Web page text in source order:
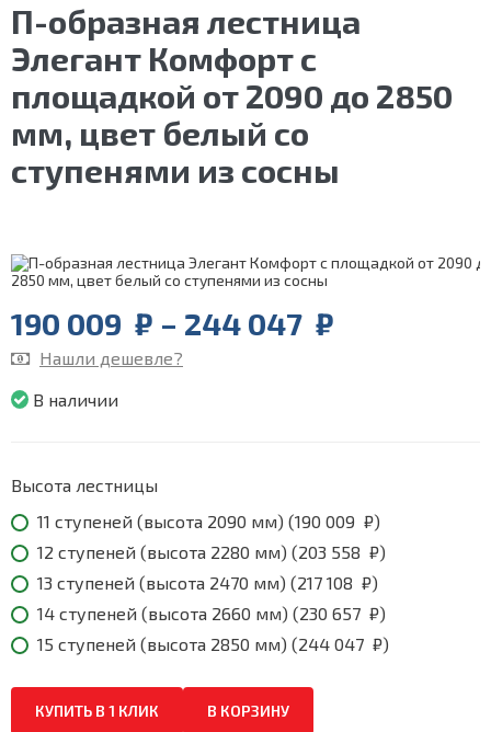
П-образная лестница
Элегант Комфорт с
площадкой от 2090 до 2850
мм, цвет белый со
ступенями из сосны
190 009 ₽ – 244 047 ₽
₽
Нашли дешевле?
В наличии
Высота лестницы
11 ступеней (высота 2090 мм) (190 009 ₽)
12 ступеней (высота 2280 мм) (203 558 ₽)
13 ступеней (высота 2470 мм) (217 108 ₽)
14 ступеней (высота 2660 мм) (230 657 ₽)
15 ступеней (высота 2850 мм) (244 047 ₽)
КУПИТЬ В 1 КЛИК В КОРЗИНУ